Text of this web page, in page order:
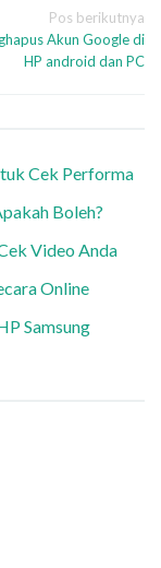
Pos berikutnya
Akun Google di
HP android dan PC
Cek Performa
Boleh?
Video Anda
Online
Samsung